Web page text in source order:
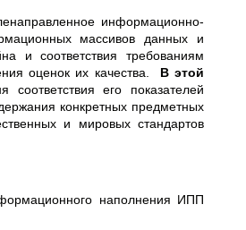
информационно-
массивов данных и
и соответствия требованиям
оценок их качества. В этой
соответствия его показателей
конкретных предметных
и мировых стандартов
наполнения ИПП